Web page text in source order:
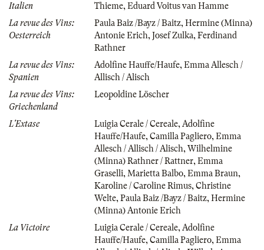
Italien
Thieme, Eduard Voitus van Hamme
La revue des Vins:
Oesterreich
Paula Baiz /Bayz / Baitz, Hermine (Minna)
Antonie Erich, Josef Zulka, Ferdinand
Rathner
La revue des Vins:
Spanien
Adolfine Hauffe/Haufe, Emma Allesch /
Allisch / Alisch
La revue des Vins:
Griechenland
Leopoldine Löscher
L'Extase Luigia Cerale / Cereale, Adolfine
Hauffe/Haufe, Camilla Pagliero, Emma
Allesch / Allisch / Alisch, Wilhelmine
(Minna) Rathner / Rattner, Emma
Graselli, Marietta Balbo, Emma Braun,
Karoline / Caroline Rimus, Christine
Welte, Paula Baiz /Bayz / Baitz, Hermine
(Minna) Antonie Erich
La Victoire
Luigia Cerale / Cereale, Adolfine
Hauffe/Haufe, Camilla Pagliero, Emma